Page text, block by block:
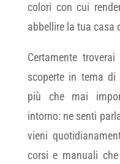
colori con cui
abbellire la tua casa
Certamente
scoperte in tema di
più che mai
intorno: ne senti
vieni
corsi e manuali